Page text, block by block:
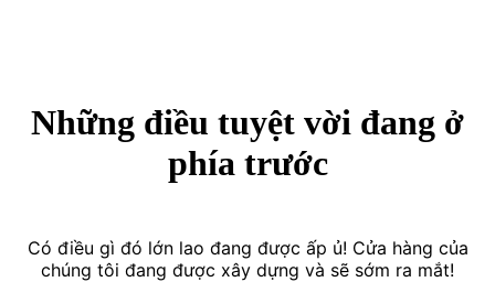
Những điều tuyệt vời đang ở
phía trước
Có điều gì đó lớn lao đang được ấp ủ! Cửa hàng của
chúng tôi đang được xây dựng và sẽ sớm ra mắt!